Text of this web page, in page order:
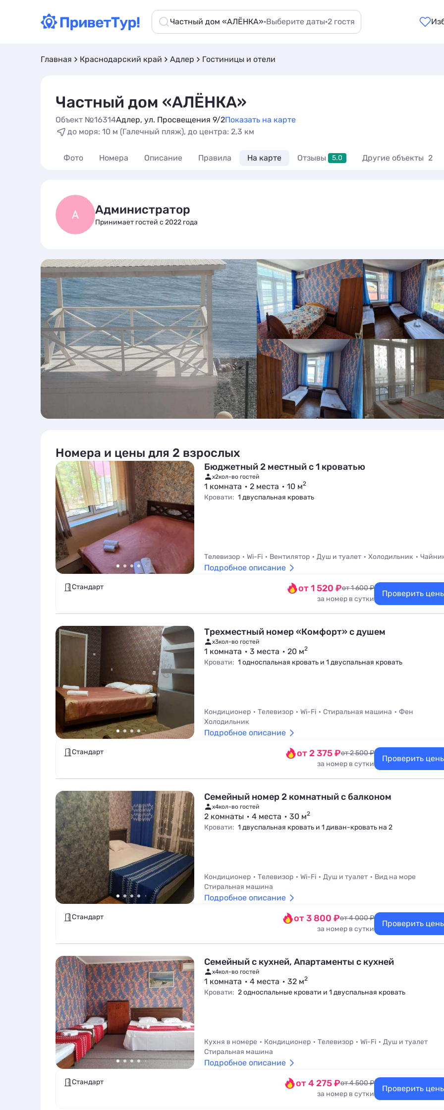
Частный дом «АЛЁНКА»·Выберите даты·2 гостя
Главная Краснодарский край Адлер Гостиницы и отели
Частный дом «АЛЁНКА»
Объект №16314Адлер, ул. Просвещения 9/2Показать на карте
до моря: 10 м (Галечный пляж), до центра: 2,3 км
Фото Номера Описание Правила На карте Отзывы 5.0 Другие объекты 2
А Администратор
Принимает гостей с 2022 года
Номера и цены для 2 взрослых
Бюджетный 2 местный с 1 кроватью
x2кол-во гостей
1 комната 2 места 10 м2
Кровати: 1 двуспальная кровать
Телевизор Wi-Fi Вентилятор Душ и туалет Холодильник
Подробное описание
Стандарт от 1 520 ₽от 1 600 ₽
за номер в сутки
Проверить
Трехместный номер «Комфорт» с душем
x3кол-во гостей
1 комната 3 места 20 м2
Кровати: 1 односпальная кровать и 1 двуспальная кровать
Кондиционер Телевизор Wi-Fi Стиральная машина
Фен
Холодильник
Подробное описание
Стандарт от 2 375 ₽от 2 500 ₽
за номер в сутки
Проверить
Семейный номер 2 комнатный с балконом
x4кол-во гостей
2 комнаты 4 места 30 м2
Кровати: 1 двуспальная кровать и 1 диван-кровать на 2
Кондиционер Телевизор Wi-Fi Душ и туалет
Вид на море
Стиральная машина
Подробное описание
Стандарт от 3 800 ₽от 4 000 ₽
за номер в сутки
Проверить
Семейный с кухней, Апартаменты с кухней
x4кол-во гостей
1 комната 4 места 32 м2
Кровати: 2 односпальные кровати и 1 двуспальная кровать
Кухня в номере Кондиционер Телевизор Wi-Fi
Душ и туалет
Стиральная машина
Подробное описание
Стандарт от 4 275 ₽от 4 500 ₽
за номер в сутки
Проверить